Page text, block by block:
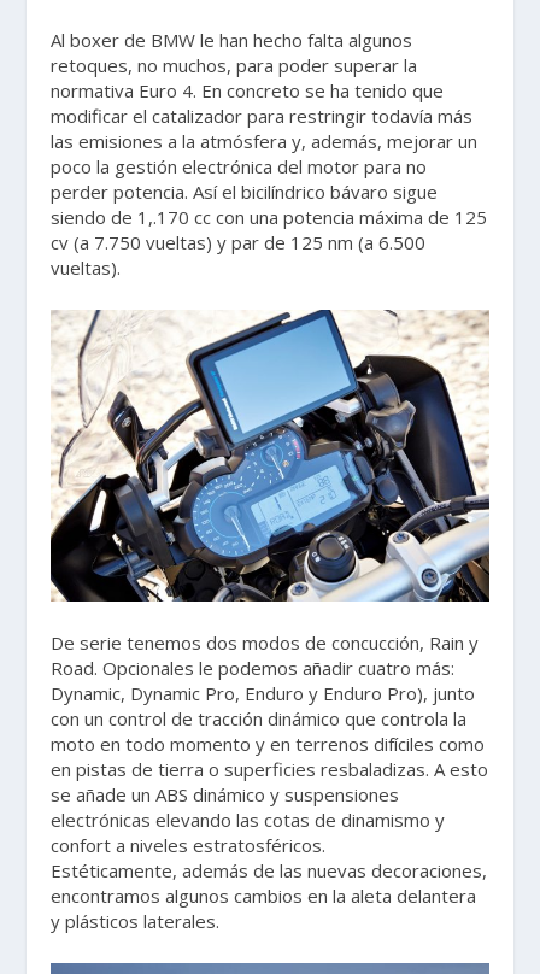
Al boxer de BMW le han hecho falta algunos
retoques, no muchos, para poder superar la
normativa Euro 4. En concreto se ha tenido que
modificar el catalizador para restringir todavía más
las emisiones a la atmósfera y, además, mejorar un
poco la gestión electrónica del motor para no
perder potencia. Así el bicilíndrico bávaro sigue
siendo de 1,.170 cc con una potencia máxima de 125
cv (a 7.750 vueltas) y par de 125 nm (a 6.500
vueltas).
De serie tenemos dos modos de concucción, Rain y
Road. Opcionales le podemos añadir cuatro más:
Dynamic, Dynamic Pro, Enduro y Enduro Pro), junto
con un control de tracción dinámico que controla la
moto en todo momento y en terrenos difíciles como
en pistas de tierra o superficies resbaladizas. A esto
se añade un ABS dinámico y suspensiones
electrónicas elevando las cotas de dinamismo y
confort a niveles estratosféricos.
Estéticamente, además de las nuevas decoraciones,
encontramos algunos cambios en la aleta delantera
y plásticos laterales.